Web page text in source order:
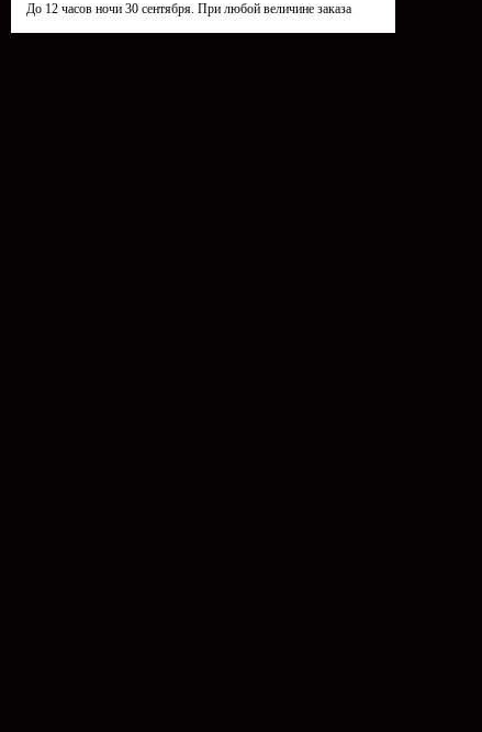
До 12 часов ночи 30 сентября. При любой величине заказа